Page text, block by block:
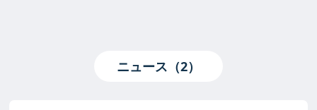
ニュース（2）